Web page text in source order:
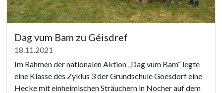
Dag vum Bam zu Géisdref
18.11.2021
Im Rahmen der nationalen Aktion „Dag vum Bam“ legte
eine Klasse des Zyklus 3 der Grundschule Goesdorf eine
Hecke mit einheimischen Sträuchern in Nocher auf dem